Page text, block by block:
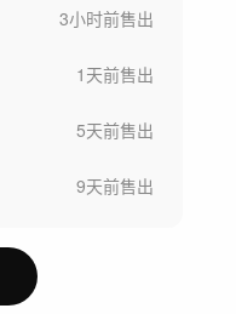
3小时前售出
1天前售出
5天前售出
9天前售出